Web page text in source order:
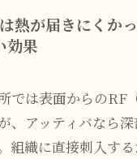
熱が届きにくか
効果
では表面からのRF
、アッティバなら
組織に直接刺入す